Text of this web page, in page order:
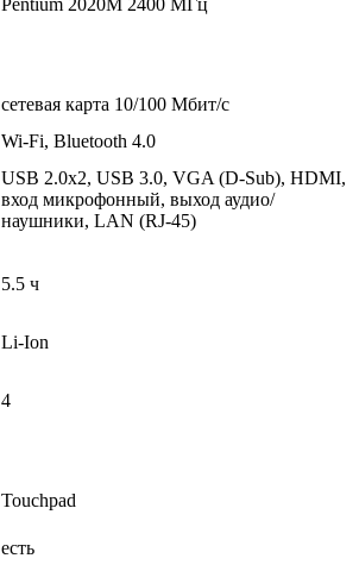
Pentium 2020M 2400 МГц
сетевая карта 10/100 Мбит/c
Wi-Fi, Bluetooth 4.0
USB 2.0x2, USB 3.0, VGA (D-Sub), HDMI,
вход микрофонный, выход аудио/
наушники, LAN (RJ-45)
5.5 ч
Li-Ion
4
Touchpad
есть